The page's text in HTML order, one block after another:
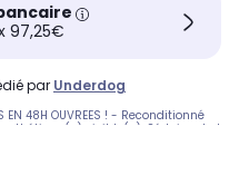
97,25€
par Underdog
EN 48H OUVREES ! - Reconditionné
visible(s). Séduisant et
pas honorer les commandes